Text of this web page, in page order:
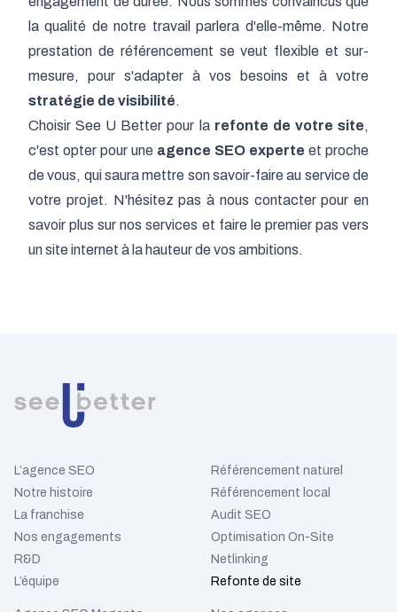
la qualité de notre travail parlera d'elle-même. Notre
prestation de référencement se veut flexible et sur-
mesure, pour s'adapter à vos besoins et à votre
stratégie de visibilité.
Choisir See U Better pour la refonte de votre site,
c'est opter pour une agence SEO experte et proche
de vous, qui saura mettre son savoir-faire au service de
votre projet. N'hésitez pas à nous contacter pour en
savoir plus sur nos services et faire le premier pas vers
un site internet à la hauteur de vos ambitions.
L’agence SEO
Notre histoire
La franchise
Nos engagements
R&D
L’équipe
Référencement naturel
Référencement local
Audit SEO
Optimisation On-Site
Netlinking
Refonte de site